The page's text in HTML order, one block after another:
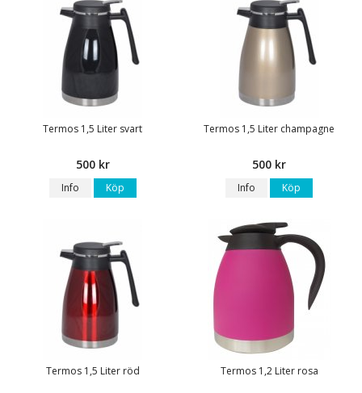
Termos 1,5 Liter svart
500 kr
Info Köp
Termos 1,5 Liter champagne
500 kr
Info Köp
Termos 1,5 Liter röd Termos 1,2 Liter rosa